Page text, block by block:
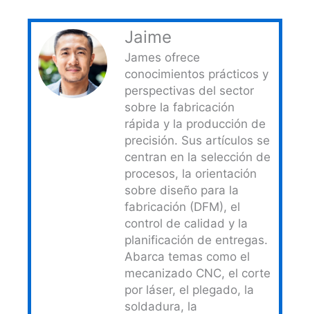
Jaime
James ofrece
conocimientos prácticos y
perspectivas del sector
sobre la fabricación
rápida y la producción de
precisión. Sus artículos se
centran en la selección de
procesos, la orientación
sobre diseño para la
fabricación (DFM), el
control de calidad y la
planificación de entregas.
Abarca temas como el
mecanizado CNC, el corte
por láser, el plegado, la
soldadura, la